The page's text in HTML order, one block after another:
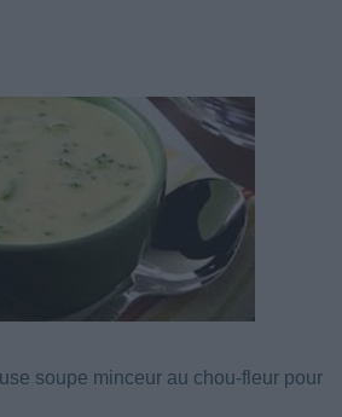
soupe minceur au chou-fleur pour